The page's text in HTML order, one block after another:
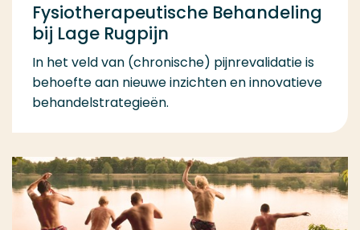
Fysiotherapeutische Behandeling
bij Lage Rugpijn
In het veld van (chronische) pijnrevalidatie is
behoefte aan nieuwe inzichten en innovatieve
behandelstrategieën.